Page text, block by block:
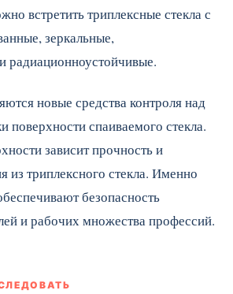
встретить триплексные стекла с
зеркальные,
новые средства контроля над
поверхности спаиваемого стекла.
зависит прочность и
из триплексного стекла. Именно
безопасность
и рабочих множества профессий.